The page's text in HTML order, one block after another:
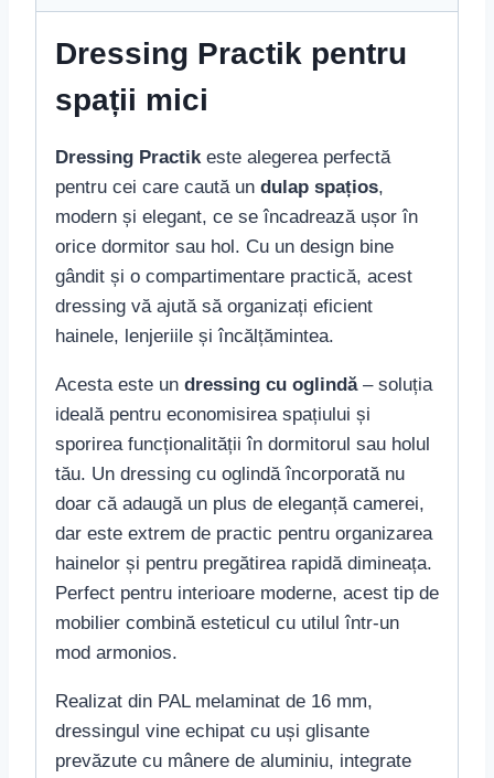
Dressing Practik pentru
spații mici
Dressing Practik este alegerea perfectă
pentru cei care caută un dulap spațios,
modern și elegant, ce se încadrează ușor în
orice dormitor sau hol. Cu un design bine
gândit și o compartimentare practică, acest
dressing vă ajută să organizați eficient
hainele, lenjeriile și încălțămintea.
Acesta este un dressing cu oglindă– soluția
ideală pentru economisirea spațiului și
sporirea funcționalității în dormitorul sau holul
tău. Un dressing cu oglindă încorporată nu
doar că adaugă un plus de eleganță camerei,
dar este extrem de practic pentru organizarea
hainelor și pentru pregătirea rapidă dimineața.
Perfect pentru interioare moderne, acest tip de
mobilier combină esteticul cu utilul într-un
mod armonios.
Realizat din PAL melaminat de 16 mm,
dressingul vine echipat cu uși glisante
prevăzute cu mânere de aluminiu, integrate